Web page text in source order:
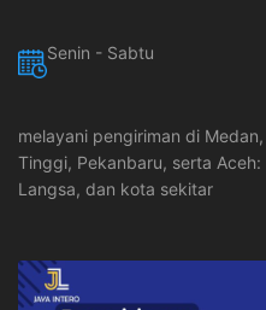
Senin - Sabtu
melayani pengiriman di
Tinggi, Pekanbaru, serta
Langsa, dan kota sekitar